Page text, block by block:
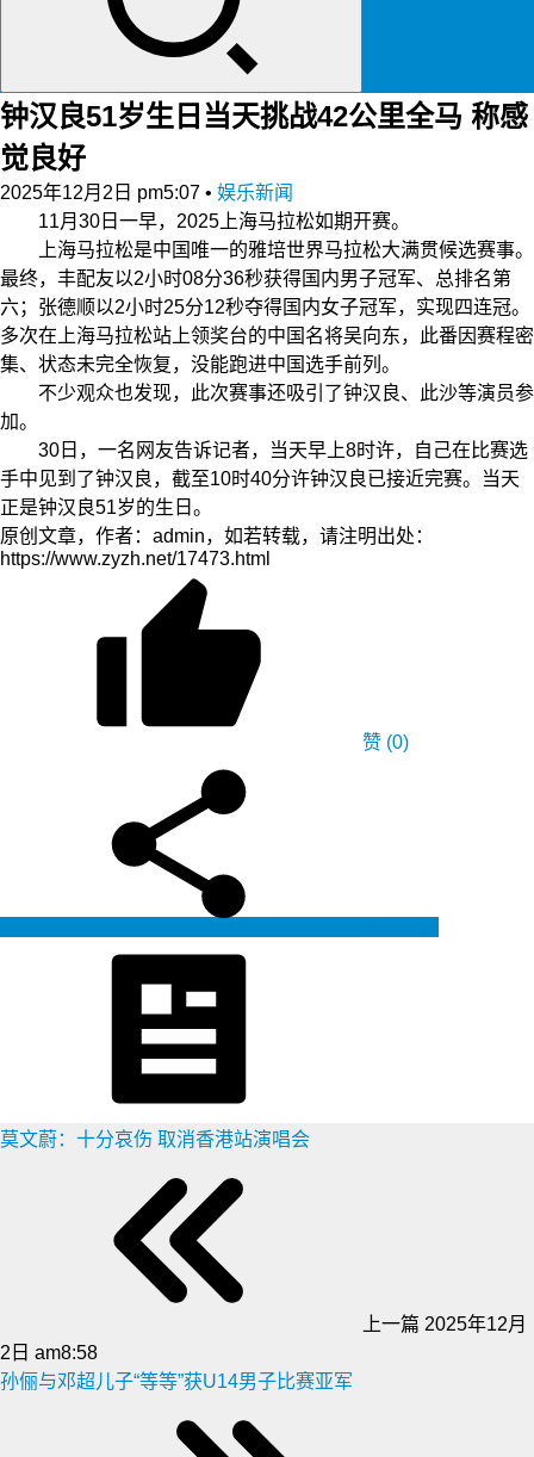
钟汉良51岁生日当天挑战42公里全马 称感
觉良好
2025年12月2日 pm5:07 • 娱乐新闻
11月30日一早，2025上海马拉松如期开赛。
上海马拉松是中国唯一的雅培世界马拉松大满贯候选赛事。
最终，丰配友以2小时08分36秒获得国内男子冠军、总排名第
六；张德顺以2小时25分12秒夺得国内女子冠军，实现四连冠。
多次在上海马拉松站上领奖台的中国名将吴向东，此番因赛程密
集、状态未完全恢复，没能跑进中国选手前列。
不少观众也发现，此次赛事还吸引了钟汉良、此沙等演员参
加。
30日，一名网友告诉记者，当天早上8时许，自己在比赛选
手中见到了钟汉良，截至10时40分许钟汉良已接近完赛。当天
正是钟汉良51岁的生日。
原创文章，作者：admin，如若转载，请注明出处：
https://www.zyzh.net/17473.html
赞 (0)
莫文蔚：十分哀伤 取消香港站演唱会
上一篇 2025年12月
2日 am8:58
孙俪与邓超儿子“等等”获U14男子比赛亚军